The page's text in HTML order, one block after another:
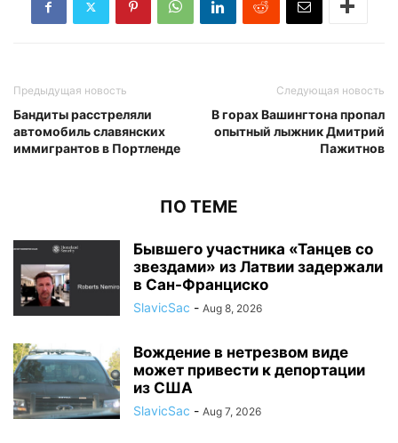
Предыдущая новость
Бандиты расстреляли
автомобиль славянских
иммигрантов в Портленде
Следующая новость
В горах Вашингтона пропал
опытный лыжник Дмитрий
Пажитнов
ПО ТЕМЕ
Бывшего участника «Танцев со
звездами» из Латвии задержали
в Сан-Франциско
SlavicSac - Aug 8, 2026
Вождение в нетрезвом виде
может привести к депортации
из США
SlavicSac - Aug 7, 2026